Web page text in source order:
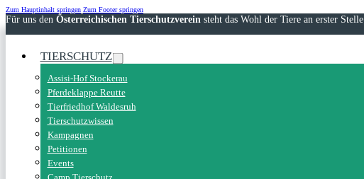
Zum Hauptinhalt springen Zum Footer springen
Für uns den Österreichischen Tierschutzverein steht das Wohl der Tiere an erster Stelle.
TIERSCHUTZ
Assisi-Hof Stockerau
Pferdeklappe Reutte
Tierfriedhof Waldesruh
Tierschutzwissen
Kampagnen
Petitionen
Events